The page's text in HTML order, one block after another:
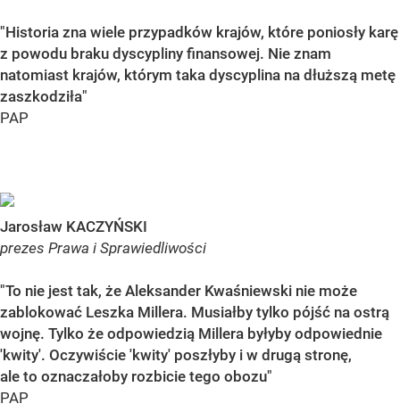
"Historia zna wiele przypadków krajów, które poniosły karę
z powodu braku dyscypliny finansowej. Nie znam
natomiast krajów, którym taka dyscyplina na dłuższą metę
zaszkodziła"
PAP
Jarosław KACZYŃSKI
prezes Prawa i Sprawiedliwości
"To nie jest tak, że Aleksander Kwaśniewski nie może
zablokować Leszka Millera. Musiałby tylko pójść na ostrą
wojnę. Tylko że odpowiedzią Millera byłyby odpowiednie
'kwity'. Oczywiście 'kwity' poszłyby i w drugą stronę,
ale to oznaczałoby rozbicie tego obozu"
PAP